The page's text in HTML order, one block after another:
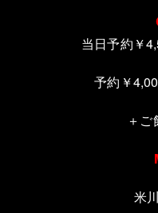
当日予約￥
予約￥
＋ご
米